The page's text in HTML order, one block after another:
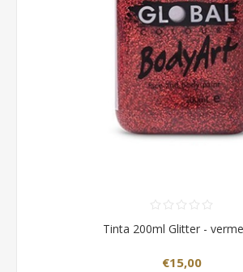
Tinta 200ml Glitter -
€15,00